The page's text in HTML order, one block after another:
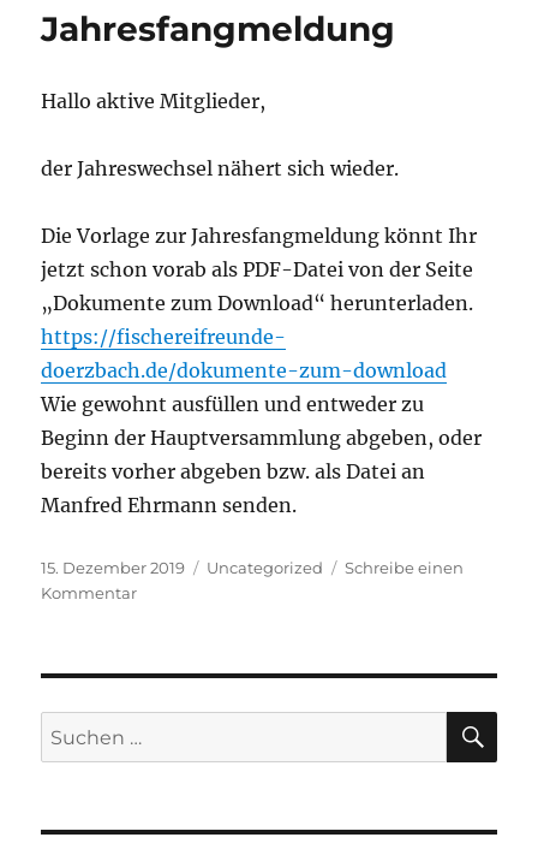
ein
Jahr
Jahresfangmeldung
Hallo aktive Mitglieder,
der Jahreswechsel nähert sich wieder.
Die Vorlage zur Jahresfangmeldung könnt Ihr
jetzt schon vorab als PDF-Datei von der Seite
„Dokumente zum Download“ herunterladen.
https://fischereifreunde-
doerzbach.de/dokumente-zum-download
Wie gewohnt ausfüllen und entweder zu
Beginn der Hauptversammlung abgeben, oder
bereits vorher abgeben bzw. als Datei an
Manfred Ehrmann senden.
Veröffentlicht
am
15. Dezember 2019 Kategorien
Uncategorized
Schreibe einen
Kommentarzu
Suchen
nach: